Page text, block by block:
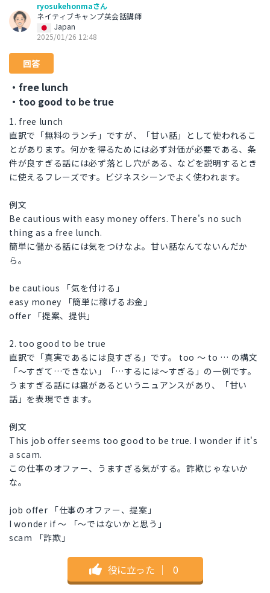
ryosukehonmaさん
ネイティブキャンプ英会話講師
Japan
2025/01/26 12:48
回答
・free lunch
・too good to be true
1. free lunch
直訳で「無料のランチ」ですが、「甘い話」として使われるこ
とがあります。何かを得るためには必ず対価が必要である、条
件が良すぎる話には必ず落とし穴がある、などを説明するとき
に使えるフレーズです。ビジネスシーンでよく使われます。
例文
Be cautious with easy money offers. There's no such
thing as a free lunch.
簡単に儲かる話には気をつけなよ。甘い話なんてないんだか
ら。
be cautious 「気を付ける」
easy money 「簡単に稼げるお金」
offer 「提案、提供」
2. too good to be true
直訳で「真実であるには良すぎる」です。 too 〜 to … の構文
「〜すぎて…できない」「…するには〜すぎる」の一例です。
うますぎる話には裏があるというニュアンスがあり、「甘い
話」を表現できます。
例文
This job offer seems too good to be true. I wonder if it's
a scam.
この仕事のオファー、うますぎる気がする。詐欺じゃないか
な。
job offer 「仕事のオファー、提案」
I wonder if 〜 「〜ではないかと思う」
scam 「詐欺」
役に立った ｜ 0